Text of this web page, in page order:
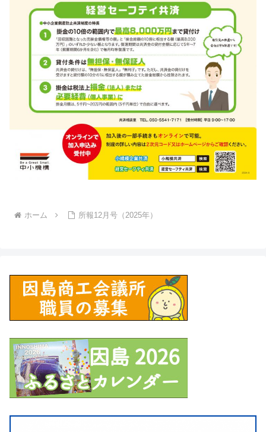
ホーム 所報12月号（2025年）